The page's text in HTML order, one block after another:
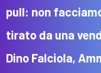
pull: non
tirato da una
Dino Falciola,